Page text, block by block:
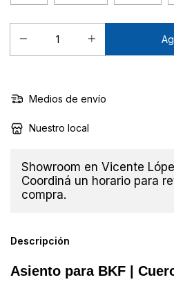
Medios de envío
Nuestro local
Showroom en Vicente
Coordiná un horario para
compra.
Descripción
Asiento para BKF |